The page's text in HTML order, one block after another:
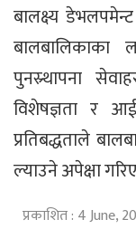
बालक्ष्य
बालबालिकाका
पुनस्र्थापना
विशेषज्ञता र
प्रतिबद्धताले
ल्याउने अपेक्षा
प्रकाशित : 4 June,